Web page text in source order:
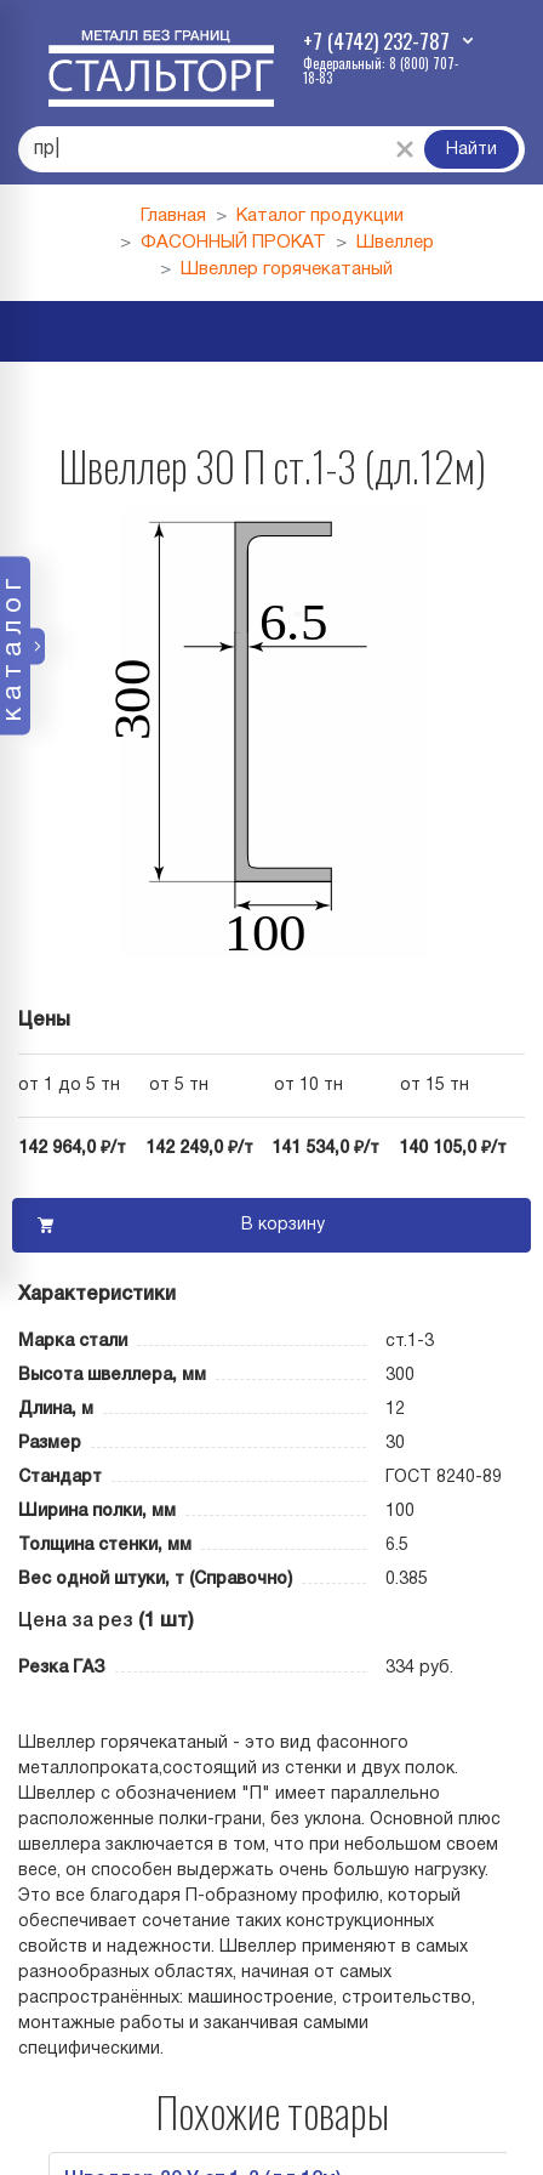
+7 (4742) 232-787
Федеральный: 8 (800) 707-
18-83
проф Найти
каталог
Главная
Каталог продукции
ФАСОННЫЙ ПРОКАТ
Швеллер
Швеллер горячекатаный
Швеллер 30 П ст.1-3 (дл.12м)
Цены
от 1 до 5 тн от 5 тн от 10 тн от 15 тн
142 964,0 ₽/т 142 249,0 ₽/т 141 534,0 ₽/т 140 105,0 ₽/т
В корзину
Характеристики
Марка стали ст.1-3
Высота швеллера, мм 300
Длина, м 12
Размер 30
Стандарт ГОСТ 8240-89
Ширина полки, мм 100
Толщина стенки, мм 6.5
Вес одной штуки, т (Справочно) 0.385
Цена за рез (1 шт)
Резка ГАЗ 334 руб.
Швеллер горячекатаный - это вид фасонного
металлопроката,состоящий из стенки и двух полок.
Швеллер с обозначением "П" имеет параллельно
расположенные полки-грани, без уклона. Основной плюс
швеллера заключается в том, что при небольшом своем
весе, он способен выдержать очень большую нагрузку.
Это все благодаря П-образному профилю, который
обеспечивает сочетание таких конструкционных
свойств и надежности. Швеллер применяют в самых
разнообразных областях, начиная от самых
распространённых: машиностроение, строительство,
монтажные работы и заканчивая самыми
специфическими.
Похожие товары